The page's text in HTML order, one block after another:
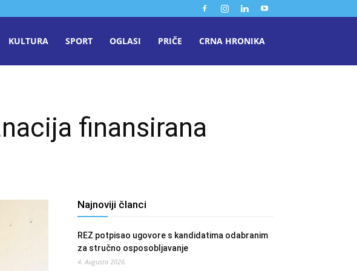
KULTURA SPORT OGLASI PRIČE CRNA HRONIKA
finansirana
Najnoviji članci
REZ potpisao ugovore s kandidatima odabranim
za stručno osposobljavanje
4. Augusta 2026.